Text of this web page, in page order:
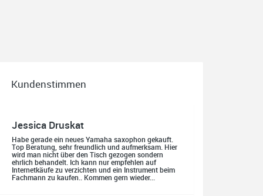
Kundenstimmen
Jessica Druskat
Habe gerade ein neues Yamaha saxophon gekauft.
Top Beratung, sehr freundlich und aufmerksam. Hier
wird man nicht über den Tisch gezogen sondern
ehrlich behandelt. Ich kann nur empfehlen auf
Internetkäufe zu verzichten und ein Instrument beim
Fachmann zu kaufen.. Kommen gern wieder...